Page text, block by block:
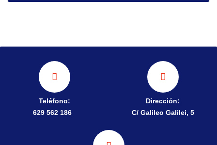
Teléfono:
629 562 186
Dirección:
C/ Galileo Galilei, 5